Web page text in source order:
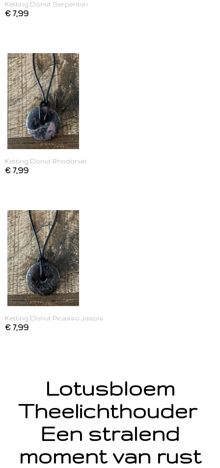
Ketting Donut Serpentijn
€ 7,99
Ketting Donut Rhodoniet
€ 7,99
Ketting Donut Picasso Jaspis
€ 7,99
Lotusbloem
Theelichthouder
Een stralend
moment van rust